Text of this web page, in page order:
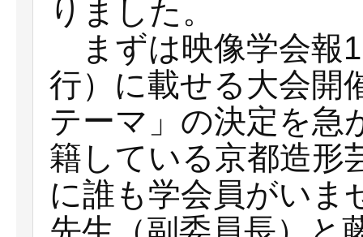
りました。
まずは映像学会報
行）に載せる大会開
テーマ」の決定を急
籍している京都造形
に誰も学会員がいま